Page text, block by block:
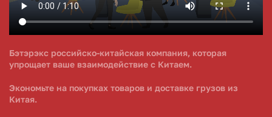
Бэтэрэкс российско-китайская компания, которая
упрощает ваше взаимодействие с Китаем.
Экономьте на покупках товаров и доставке грузов из
Китая.